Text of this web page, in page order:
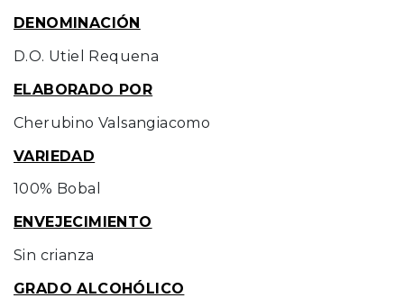
DENOMINACIÓN
D.O. Utiel Requena
ELABORADO POR
Cherubino Valsangiacomo
VARIEDAD
100% Bobal
ENVEJECIMIENTO
Sin crianza
GRADO ALCOHÓLICO